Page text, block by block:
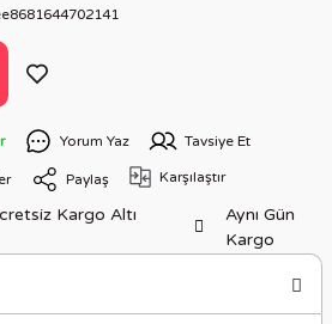
Yorum Yaz Tavsiye Et
Paylaş Karşılaştır
Kargo Altı
Aynı Gün
Kargo